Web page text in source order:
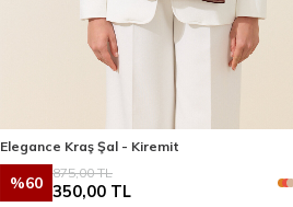
Elegance Kraş Şal - Kiremit
%60
875,00TL
350,00 TL